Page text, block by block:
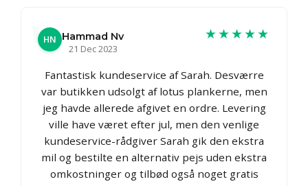
HN Hammad Nv
21 Dec 2023
★★★★★
Fantastisk kundeservice af Sarah. Desværre
var butikken udsolgt af lotus plankerne, men
jeg havde allerede afgivet en ordre. Levering
ville have været efter jul, men den venlige
kundeservice-rådgiver Sarah gik den ekstra
mil og bestilte en alternativ pejs uden ekstra
omkostninger og tilbød også noget gratis